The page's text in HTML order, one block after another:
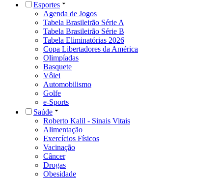
Esportes
Agenda de Jogos
Tabela Brasileirão Série A
Tabela Brasileirão Série B
Tabela Eliminatórias 2026
Copa Libertadores da América
Olimpíadas
Basquete
Vôlei
Automobilismo
Golfe
e-Sports
Saúde
Roberto Kalil - Sinais Vitais
Alimentação
Exercícios Físicos
Vacinação
Câncer
Drogas
Obesidade